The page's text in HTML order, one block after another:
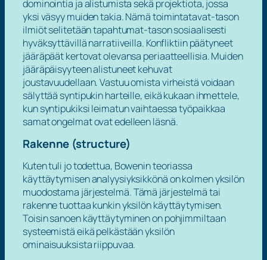
dominointia ja alistumista sekä projektiota, jossa
yksi väsyy muiden takia. Nämä toimintatavat-tason
ilmiöt selitetään tapahtumat-tason sosiaalisesti
hyväksyttävillä narratiiveilla. Konfliktiin päätyneet
jääräpäät kertovat olevansa periaatteellisia. Muiden
jääräpäisyyteen alistuneet kehuvat
joustavuudellaan. Vastuu omista virheistä voidaan
sälyttää syntipukin harteille, eikä kukaan ihmettele,
kun syntipukiksi leimatun vaihtaessa työpaikkaa
samat ongelmat ovat edelleen läsnä.
Rakenne (structure)
Kuten tuli jo todettua, Bowenin teoriassa
käyttäytymisen analyysiyksikkönä on kolmen yksilön
muodostama järjestelmä. Tämä järjestelmä tai
rakenne tuottaa kunkin yksilön käyttäytymisen.
Toisin sanoen käyttäytyminen on pohjimmiltaan
systeemistä eikä pelkästään yksilön
ominaisuuksista riippuvaa.